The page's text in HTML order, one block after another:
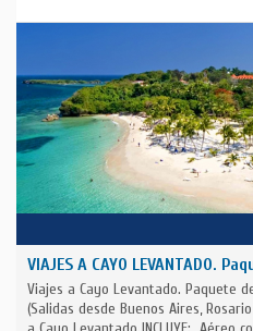
VIAJES A CAYO LEVANTADO.
Viajes a Cayo Levantado. Paquete
(Salidas desde Buenos Aires,